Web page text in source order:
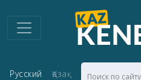
Русский Қазақ